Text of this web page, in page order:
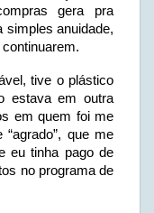
gera pra
simples anuidade,
tive o plástico
estava em outra
em quem foi me
que me
eu tinha pago de
no programa de